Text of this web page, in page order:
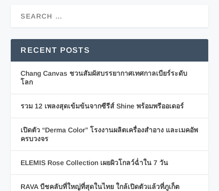
RECENT POSTS
Chang Canvas ชวนสัมผัสบรรยากาศเทศกาลเบียร์ระดับ
โลก
รวม 12 เพลงสุดเข้มข้นจากซีรีส์ Shine พร้อมพรีออเดอร์
เปิดตัว “Derma Color” โรงงานผลิตเครื่องสำอาง และเมคอัพ
ครบวงจร
ELEMIS Rose Collection เผยผิวโกลว์ฉ่ำใน 7 วัน
RAVA บีชคลับที่ใหญ่ที่สุดในไทย ใกล้เปิดตัวแล้วที่ภูเก็ต